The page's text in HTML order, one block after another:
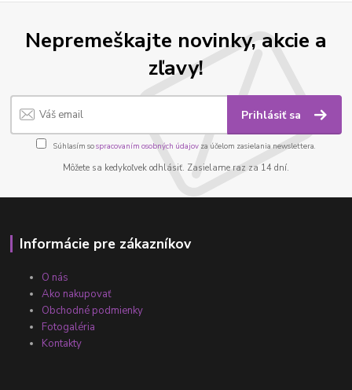
Nepremeškajte novinky, akcie a
zľavy!
Prihlásiť sa
Súhlasím sospracovaním osobných údajov za účelom zasielania newslettera.
Môžete sa kedykoľvek odhlásiť. Zasielame raz za 14 dní.
Informácie pre zákazníkov
O nás
Ako nakupovať
Obchodné podmienky
Fotogaléria
Kontakty